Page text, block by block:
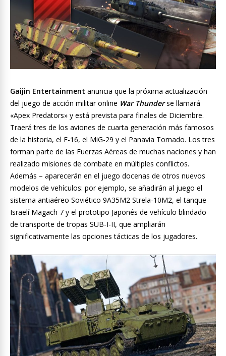
Gaijin Entertainment anuncia que la próxima actualización
del juego de acción militar online War Thunderse llamará
«Apex Predators» y está prevista para finales de Diciembre.
Traerá tres de los aviones de cuarta generación más famosos
de la historia, el F-16, el MiG-29 y el Panavia Tornado. Los tres
forman parte de las Fuerzas Aéreas de muchas naciones y han
realizado misiones de combate en múltiples conflictos.
Además – aparecerán en el juego docenas de otros nuevos
modelos de vehículos: por ejemplo, se añadirán al juego el
sistema antiaéreo Soviético 9A35M2 Strela-10M2, el tanque
Israelí Magach 7 y el prototipo Japonés de vehículo blindado
de transporte de tropas SUB-I-II, que ampliarán
significativamente las opciones tácticas de los jugadores.